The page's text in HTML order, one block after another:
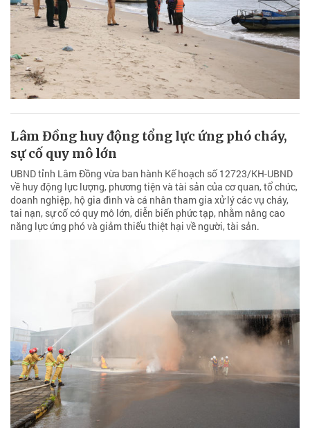
Lâm Đồng huy động tổng lực ứng phó cháy,
sự cố quy mô lớn
UBND tỉnh Lâm Đồng vừa ban hành Kế hoạch số 12723/KH-UBND
về huy động lực lượng, phương tiện và tài sản của cơ quan, tổ chức,
doanh nghiệp, hộ gia đình và cá nhân tham gia xử lý các vụ cháy,
tai nạn, sự cố có quy mô lớn, diễn biến phức tạp, nhằm nâng cao
năng lực ứng phó và giảm thiểu thiệt hại về người, tài sản.